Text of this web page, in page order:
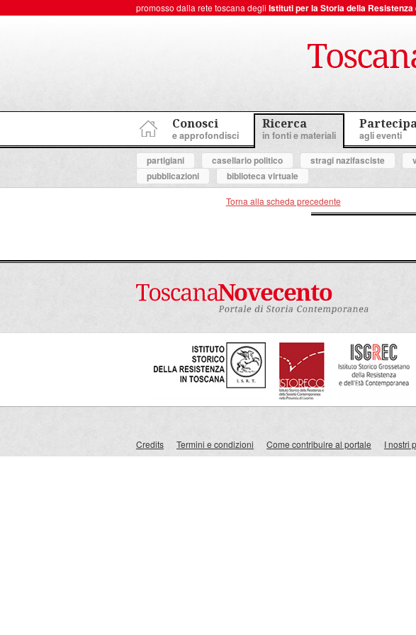
promosso dalla rete toscana degli Istituti per la Storia della
Conosci
e approfondisci
Ricerca
in fonti e materiali agli eventi
partigiani
casellario politico stragi nazifasciste
pubblicazioni
biblioteca virtuale
Torna alla scheda precedente
Credits Termini e condizioni Come contribuire al portale I nostri